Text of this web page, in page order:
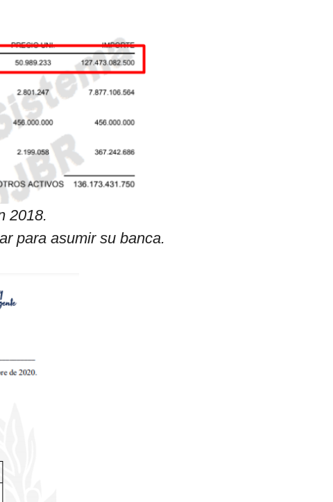
2018.
para asumir su banca.